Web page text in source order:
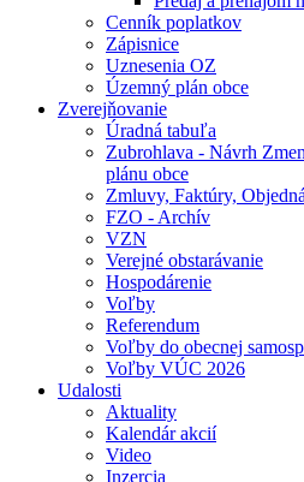
Cenník poplatkov
Zápisnice
Uznesenia OZ
Územný plán obce
Zverejňovanie
Úradná tabuľa
Zubrohlava - Návrh
plánu obce
Zmluvy, Faktúry,
FZO - Archív
VZN
Verejné obstarávanie
Hospodárenie
Voľby
Referendum
Voľby do obecnej
Voľby VÚC 2026
Udalosti
Aktuality
Kalendár akcií
Video
Inzercia